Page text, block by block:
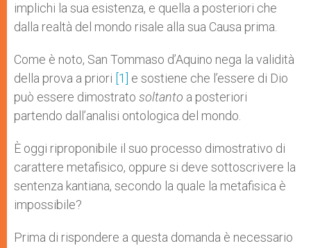
implichi la sua esistenza, e quella a posteriori che
dalla realtà del mondo risale alla sua Causa prima.
Come è noto, San Tommaso d’Aquino nega la validità
della prova a priori [1]
e sostiene che l’essere di Dio
può essere dimostrato soltanto a posteriori
partendo dall’analisi ontologica del mondo.
È oggi riproponibile il suo processo dimostrativo di
carattere metafisico, oppure si deve sottoscrivere la
sentenza kantiana, secondo la quale la metafisica è
impossibile?
Prima di rispondere a questa domanda è necessario